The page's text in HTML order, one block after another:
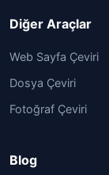
Diğer Araçlar
Web Sayfa Çeviri
Dosya Çeviri
Fotoğraf Çeviri
Blog